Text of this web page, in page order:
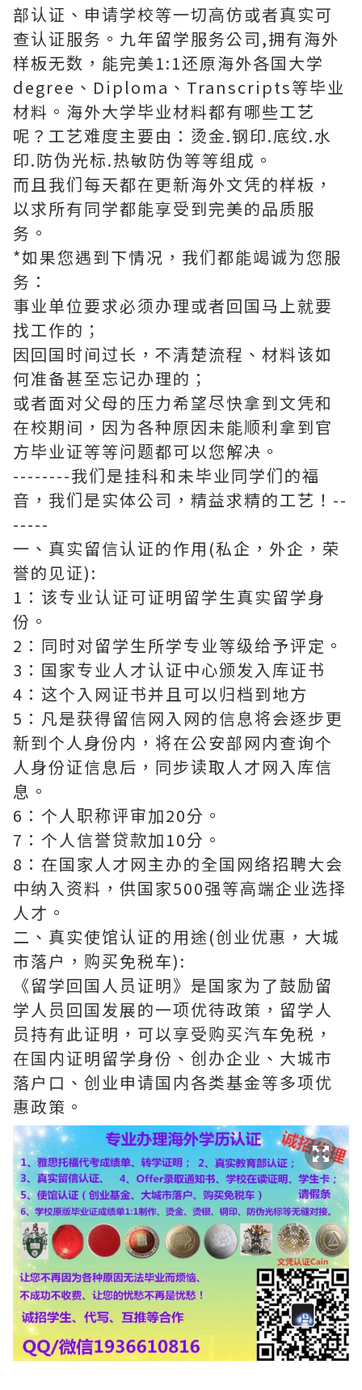
部认证、申请学校等一切高仿或者真实可
查认证服务。九年留学服务公司,拥有海外
样板无数，能完美1:1还原海外各国大学
degree、Diploma、Transcripts等毕业
材料。海外大学毕业材料都有哪些工艺
呢？工艺难度主要由：烫金.钢印.底纹.水
印.防伪光标.热敏防伪等等组成。
而且我们每天都在更新海外文凭的样板，
以求所有同学都能享受到完美的品质服
务。
*如果您遇到下情况，我们都能竭诚为您服
务：
事业单位要求必须办理或者回国马上就要
找工作的；
因回国时间过长，不清楚流程、材料该如
何准备甚至忘记办理的；
或者面对父母的压力希望尽快拿到文凭和
在校期间，因为各种原因未能顺利拿到官
方毕业证等等问题都可以您解决。
--------我们是挂科和未毕业同学们的福
音，我们是实体公司，精益求精的工艺！--
-----
一、真实留信认证的作用(私企，外企，荣
誉的见证):
1：该专业认证可证明留学生真实留学身
份。
2：同时对留学生所学专业等级给予评定。
3：国家专业人才认证中心颁发入库证书
4：这个入网证书并且可以归档到地方
5：凡是获得留信网入网的信息将会逐步更
新到个人身份内，将在公安部网内查询个
人身份证信息后，同步读取人才网入库信
息。
6：个人职称评审加20分。
7：个人信誉贷款加10分。
8：在国家人才网主办的全国网络招聘大会
中纳入资料，供国家500强等高端企业选择
人才。
二、真实使馆认证的用途(创业优惠，大城
市落户，购买免税车):
《留学回国人员证明》是国家为了鼓励留
学人员回国发展的一项优待政策，留学人
员持有此证明，可以享受购买汽车免税，
在国内证明留学身份、创办企业、大城市
落户口、创业申请国内各类基金等多项优
惠政策。